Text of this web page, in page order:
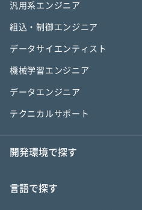
汎用系エンジニア
組込・制御エンジニア
データサイエンティスト
機械学習エンジニア
データエンジニア
テクニカルサポート
開発環境で探す
言語で探す